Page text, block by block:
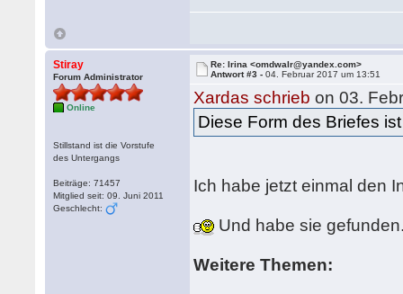
Stiray
Forum Administrator
Online
Stillstand ist die Vorstufe
des Untergangs
Beiträge: 71457
Mitglied seit: 09. Juni 2011
Geschlecht:
Re: Irina <omdwalr@yandex.com>
Antwort #3 -04. Februar 2017 um 13:51
Xardas schrieb on 03.
Diese Form des Briefes
Ich habe jetzt einmal den
Und habe sie
Weitere Themen: